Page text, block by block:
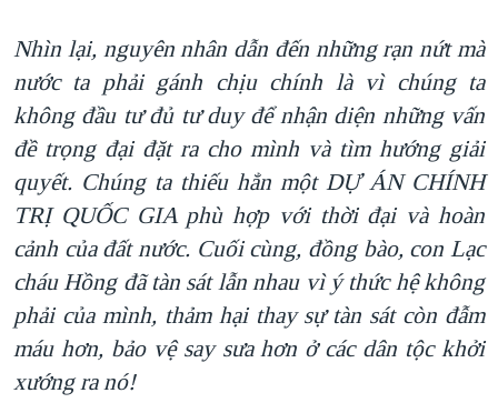
Nhìn lại, nguyên nhân dẫn đến những rạn nứt mà
nước ta phải gánh chịu chính là vì chúng ta
không đầu tư đủ tư duy để nhận diện những vấn
đề trọng đại đặt ra cho mình và tìm hướng giải
quyết. Chúng ta thiếu hẳn một DỰ ÁN CHÍNH
TRỊ QUỐC GIA phù hợp với thời đại và hoàn
cảnh của đất nước. Cuối cùng, đồng bào, con Lạc
cháu Hồng đã tàn sát lẫn nhau vì ý thức hệ không
phải của mình, thảm hại thay sự tàn sát còn đẫm
máu hơn, bảo vệ say sưa hơn ở các dân tộc khởi
xướng ra nó!